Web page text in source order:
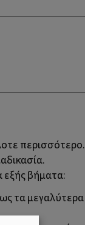
περισσότερο.
εξής βήματα:
τα μεγαλύτερα